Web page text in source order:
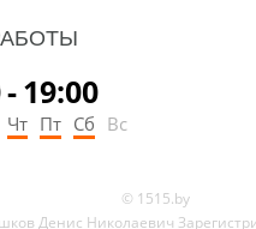
-19:00
Чт Пт Сб Вс
© 1515.by
Денис Николаевич